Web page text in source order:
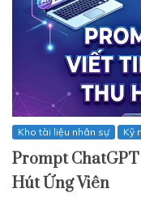
Kho tài liệu nhân sự Kỹ
Prompt
Hút Ứng Viên